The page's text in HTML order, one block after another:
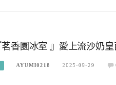
香園冰室 』愛上流沙奶
AYUMI0218 2025-09-29